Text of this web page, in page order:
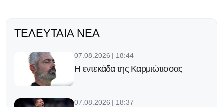
ΤΕΛΕΥΤΑΊΑ ΝΈΑ
07.08.2026 | 18:44
Η εντεκάδα της Καρμιώτισσας
07.08.2026 | 18:37